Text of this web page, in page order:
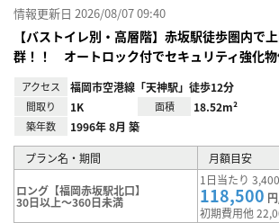
情報更新日 2026/08/07 09:40
【バストイレ別・高層階】赤坂駅徒歩圏内で
群！！ オートロック付でセキュリティ強化物
アクセス 福岡市空港線「天神駅」徒歩12分
間取り 1K 面積 18.52m²
築年数 1996年 8月 築
プラン名・期間 月額目安
ロング【福岡赤坂駅北口】
30日以上～360日未満
1日当たり
118,500
初期費用他